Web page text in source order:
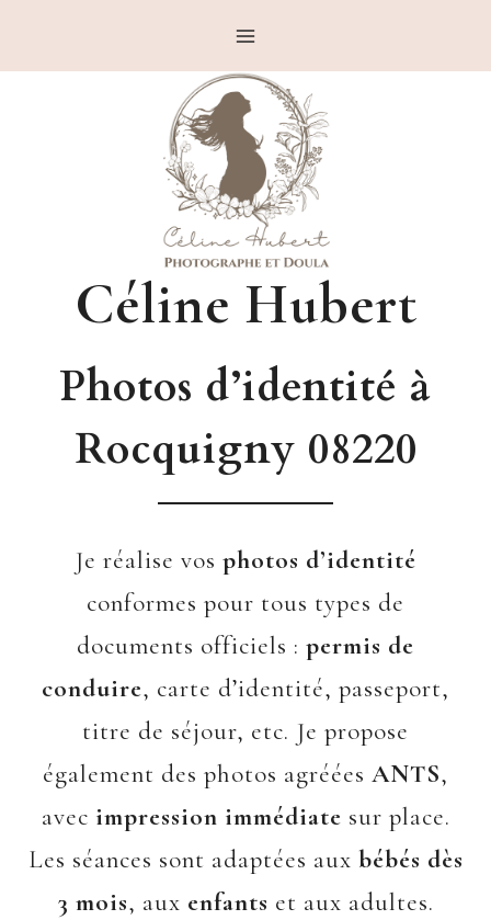
Céline Hubert
Photos d’identité à
Rocquigny 08220
Je réalise vos photos d’identité
conformes pour tous types de
documents officiels : permis de
conduire, carte d’identité, passeport,
titre de séjour, etc. Je propose
également des photos agréées ANTS,
avec impression immédiate sur place.
Les séances sont adaptées aux bébés dès
3 mois, aux enfants et aux adultes.